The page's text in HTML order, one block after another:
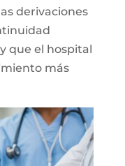
derivaciones
que el hospital
más